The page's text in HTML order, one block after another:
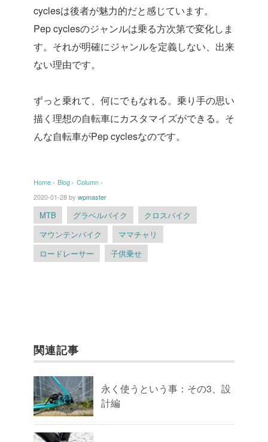
cyclesは後者が魅力的だと感じています。
Pep cyclesのジャンルは乗る方次第で変化しま
す。それが明確にジャンルを定義しない、出来
ない理由です。
ずっと乗れて、何にでもなれる。乗り手の思い
描く理想の自転車にカスタマイズができる。そ
んな自転車がPep cyclesなのです。
Home › Blog › Column ›
2020-01-28by wpmaster
MTB グラベルバイク
クロスバイク
マウンテンバイク
ママチャリ
ロードレーサー
子供乗せ
関連記事
永く使うという事：その3、設
計編